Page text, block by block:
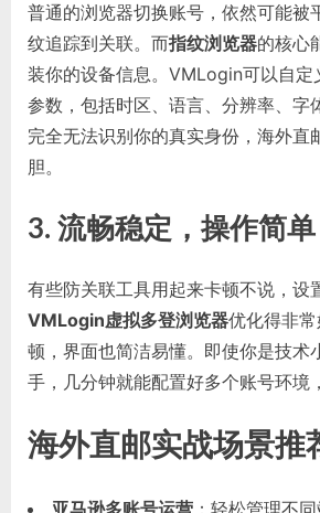
普通的浏览器切换账号，依然可能被
纹追踪到关联。而指纹浏览器的核心
装你的设备信息。VMLogin可以自定
参数，包括时区、语言、分辨率、字
完全无法识别你的真实身份，海外直
胆。
3. 流畅稳定，操作简单
有些防关联工具用起来卡顿不说，设
VMLogin虚拟多登浏览器优化得非
顿，界面也简洁易懂。即使你是技术
手，几分钟就能配置好多个账号环境
海外直邮实战场景推
亚马逊多账号运营 ：轻松管理不